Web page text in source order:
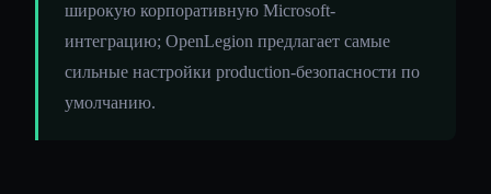
широкую корпоративную Microsoft-
интеграцию; OpenLegion предлагает самые
сильные настройки production-безопасности по
умолчанию.